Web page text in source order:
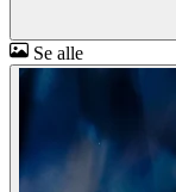
Se alle